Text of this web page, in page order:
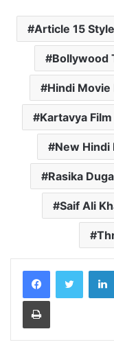
c
e
b
o
k
a
t
s
A
p
p
i
t
t
e
r
l
e
g
r
a
m
Article 15
Bollywood
Hindi Movie
Kartavya Film
New Hindi
Rasika
Saif Ali
Print